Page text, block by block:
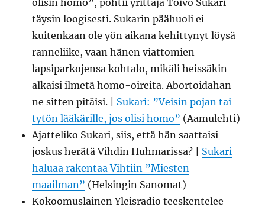
olisin homo”, pohtii yrittäjä Toivo Sukari
täysin loogisesti. Sukarin päähuoli ei
kuitenkaan ole yön aikana kehittynyt löysä
ranneliike, vaan hänen viattomien
lapsiparkojensa kohtalo, mikäli heissäkin
alkaisi ilmetä homo-oireita. Abortoidahan
ne sitten pitäisi. | Sukari: ”Veisin pojan tai
tytön lääkärille, jos olisi homo” (Aamulehti)
Ajatteliko Sukari, siis, että hän saattaisi
joskus herätä Vihdin Huhmarissa? | Sukari
haluaa rakentaa Vihtiin ”Miesten
maailman” (Helsingin Sanomat)
Kokoomuslainen Yleisradio teeskentelee